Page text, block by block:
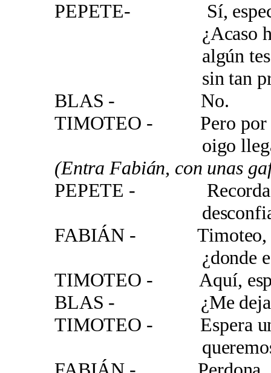
PEPETE- Sí,
¿Acaso has
algún tesoro
sin tan
BLAS - No.
TIMOTEO - Pero por
oigo llegar a
(Entra Fabián, con unas
PEPETE -
desconfiad
FABIÁN - Timoteo,
¿donde estás
TIMOTEO - Aquí,
BLAS - ¿Me dejas la
TIMOTEO - Espera un
queremos su